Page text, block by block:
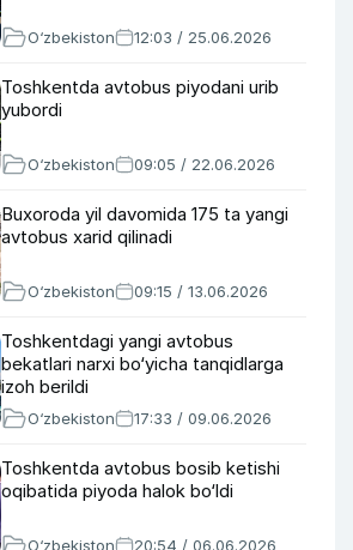
O‘zbekiston 12:03 / 25.06.2026
Toshkentda avtobus piyodani urib
yubordi
O‘zbekiston 09:05 / 22.06.2026
Buxoroda yil davomida 175 ta yangi
avtobus xarid qilinadi
O‘zbekiston 09:15 / 13.06.2026
Toshkentdagi yangi avtobus
bekatlari narxi bo‘yicha tanqidlarga
izoh berildi
O‘zbekiston 17:33 / 09.06.2026
Toshkentda avtobus bosib ketishi
oqibatida piyoda halok bo‘ldi
O‘zbekiston 20:54 / 06.06.2026